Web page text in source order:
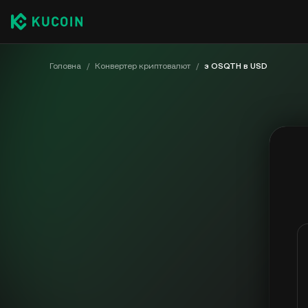
Головна / Конвертер криптовалют / з OSQTH в USD